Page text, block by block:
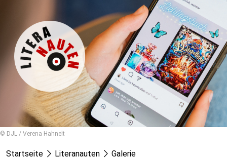
© DJL / Verena Hahnelt
Startseite Literanauten Galerie